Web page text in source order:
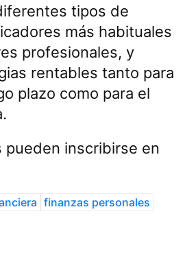
tipos de
más habituales
profesionales, y
rentables tanto para
plazo como para el
pueden inscribirse en
finanzas personales